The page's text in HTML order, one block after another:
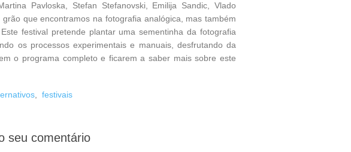
Pavloska, Stefan Stefanovski, Emilija Sandic, Vlado
que encontramos na fotografia analógica, mas também
festival pretende plantar uma sementinha da fotografia
os processos experimentais e manuais, desfrutando da
o programa completo e ficarem a saber mais sobre este
, festivais
seu comentário